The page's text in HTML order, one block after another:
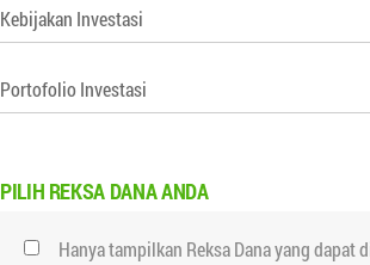
Kebijakan Investasi
Portofolio Investasi
PILIH REKSA DANA ANDA
Hanya tampilkan Reksa Dana yang dapat